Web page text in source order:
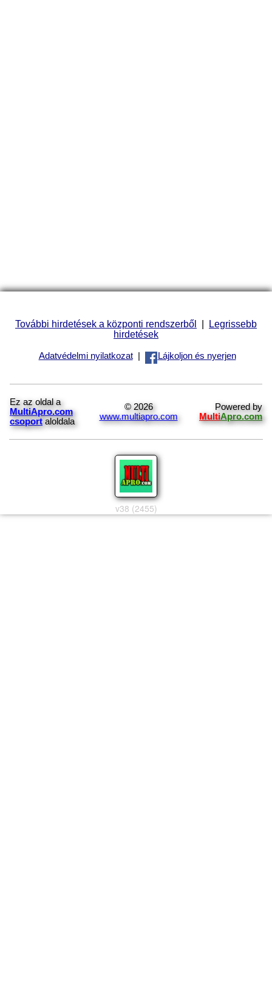
További hirdetések a központi rendszerből | Legrissebb
hirdetések
Adatvédelmi nyilatkozat| Lájkoljon és nyerjen
Ez az oldal a
MultiApro.com
csoport aloldala
© 2026
www.multiapro.com
Powered by
MultiApro.com
v38 (2455)